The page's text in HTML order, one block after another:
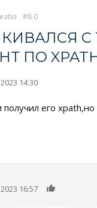
8.0
С
ПО
14:30
его xpath,но
16:57